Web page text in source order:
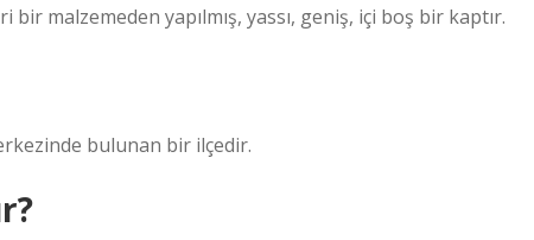
malzemeden yapılmış, yassı, geniş, içi boş bir kaptır.
bulunan bir ilçedir.